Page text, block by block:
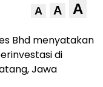
A A A
Bhd menyatakan
di
Jawa